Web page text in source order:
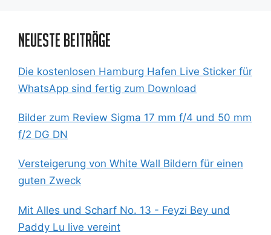
Neueste Beiträge
Die kostenlosen Hamburg Hafen Live Sticker für
WhatsApp sind fertig zum Download
Bilder zum Review Sigma 17 mm f/4 und 50 mm
f/2 DG DN
Versteigerung von White Wall Bildern für einen
guten Zweck
Mit Alles und Scharf No. 13 - Feyzi Bey und
Paddy Lu live vereint